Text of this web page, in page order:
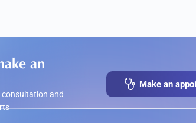
an
consultation and
Make an